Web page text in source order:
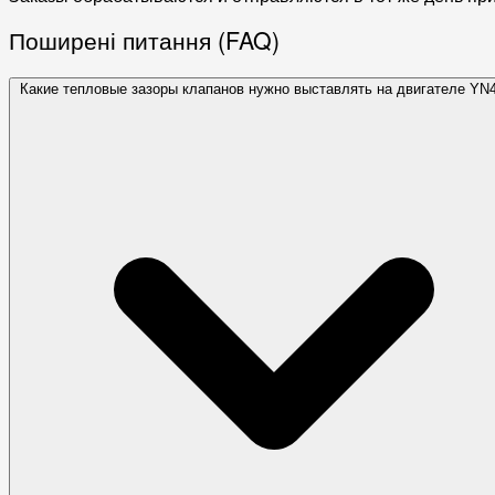
Поширені питання (FAQ)
Какие тепловые зазоры клапанов нужно выставлять на двигателе